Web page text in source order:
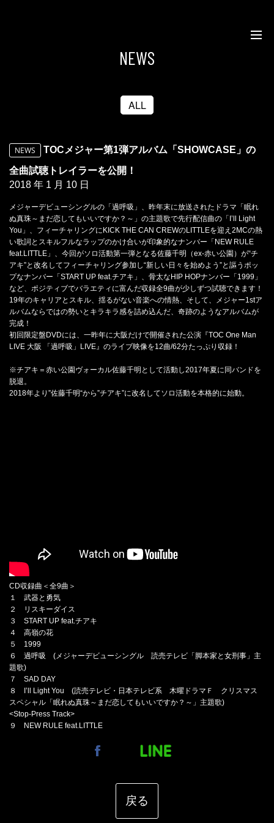
NEWS
ALL
NEWS
TOCメジャー第1弾アルバム「SHOWCASE」の
全曲試聴トレイラーを公開！
2018 年 1 月 10 日
メジャーデビューシングルの「過呼吸」、昨年末に放送されたドラマ「眠れ
ぬ真珠～まだ恋してもいいですか？～」の主題歌で先行配信曲の「I’ll Light
You」、フィーチャリングにKICK THE CAN CREWのLITTLEを迎え2MCの熱
い歌詞とスキルフルなラップのかけ合いが印象的なナンバー「NEW RULE
feat.LITTLE」、今回がソロ活動第一弾となる佐藤千明（ex-赤い公園）が“チ
アキ”と改名してフィーチャリング参加し“新しい日々を始めよう”と謳うポッ
プなナンバー「START UP feat.チアキ」、骨太なHIP HOPナンバー「1999」
など、ポジティブでバラエティに富んだ収録全9曲が少しずつ試聴できます！
19年のキャリアとスキル、揺るがない音楽への情熱、そして、メジャー1stア
ルバムならではの勢いとキラキラ感を詰め込んだ、奇跡のようなアルバムが
完成！
初回限定盤DVDには、一昨年に大阪だけで開催された公演『TOC One Man
LIVE 大阪 「過呼吸」LIVE』のライブ映像を12曲/62分たっぷり収録！
※チアキ＝赤い公園ヴォーカル佐藤千明として活動し2017年夏に同バンドを
脱退。
2018年より”佐藤千明“から”チアキ”に改名してソロ活動を本格的に始動。
CD収録曲＜全9曲＞
１ 武器と勇気
２ リスキーダイス
３ START UP feat.チアキ
４ 高嶺の花
５ 1999
６ 過呼吸 (メジャーデビューシングル 読売テレビ「脚本家と女刑事」主
題歌)
７ SAD DAY
８ I’ll Light You (読売テレビ・日本テレビ系 木曜ドラマＦ クリスマス
スペシャル「眠れぬ真珠～まだ恋してもいいですか？～」主題歌)
<Stop-Press Track>
９ NEW RULE feat.LITTLE
戻る